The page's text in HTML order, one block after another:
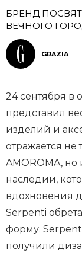
БРЕНД
ВЕЧНОГО
GRAZIA
24 сентября в
представил
изделий и
отражается
AMOROMA,
наследии,
вдохновения
Serpenti
форму.
получили